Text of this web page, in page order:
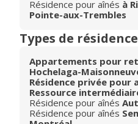
Résidence pour aînés à
Pointe-aux-Trembles
Types de
Appartements pour
Hochelaga-
Résidence privée pour
Ressource
Résidence pour aînés
Résidence pour aînés